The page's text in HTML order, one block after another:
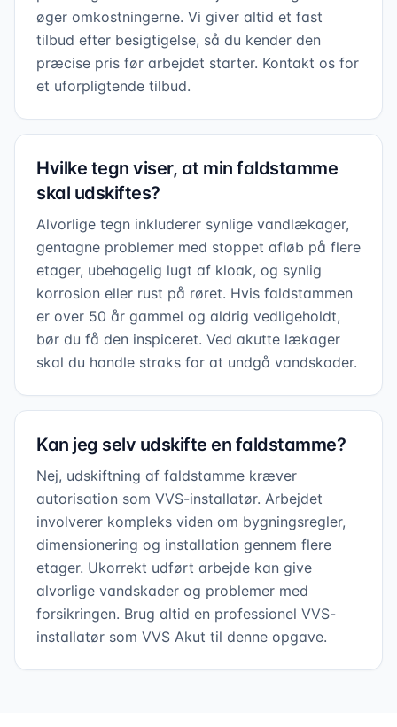
øger omkostningerne. Vi giver altid et fast
tilbud efter besigtigelse, så du kender den
præcise pris før arbejdet starter. Kontakt os for
et uforpligtende tilbud.
Hvilke tegn viser, at min faldstamme
skal udskiftes?
Alvorlige tegn inkluderer synlige vandlækager,
gentagne problemer med stoppet afløb på flere
etager, ubehagelig lugt af kloak, og synlig
korrosion eller rust på røret. Hvis faldstammen
er over 50 år gammel og aldrig vedligeholdt,
bør du få den inspiceret. Ved akutte lækager
skal du handle straks for at undgå vandskader.
Kan jeg selv udskifte en faldstamme?
Nej, udskiftning af faldstamme kræver
autorisation som VVS-installatør. Arbejdet
involverer kompleks viden om bygningsregler,
dimensionering og installation gennem flere
etager. Ukorrekt udført arbejde kan give
alvorlige vandskader og problemer med
forsikringen. Brug altid en professionel VVS-
installatør som VVS Akut til denne opgave.